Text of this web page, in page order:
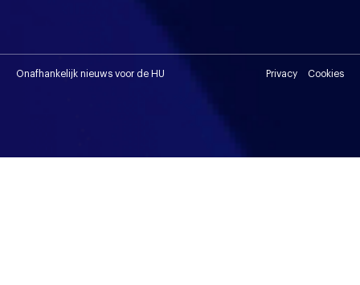
Onafhankelijk nieuws voor de HU Privacy Cookies